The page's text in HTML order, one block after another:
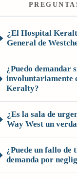
¿El Hospital
General de
¿Puedo demandar
involuntariamente
Keralty?
¿Es la sala de
Way West un
¿Puede un fallo de
demanda por